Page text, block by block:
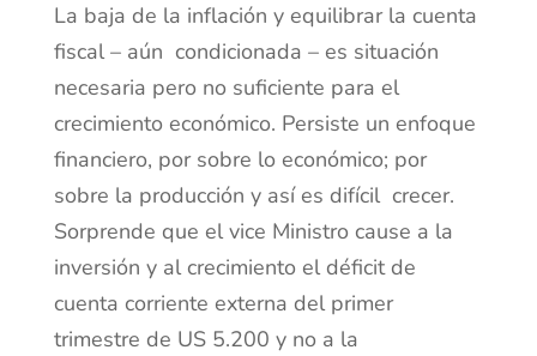
La baja de la inflación y equilibrar la cuenta
fiscal – aún condicionada – es situación
necesaria pero no suficiente para el
crecimiento económico. Persiste un enfoque
financiero, por sobre lo económico; por
sobre la producción y así es difícil crecer.
Sorprende que el vice Ministro cause a la
inversión y al crecimiento el déficit de
cuenta corriente externa del primer
trimestre de US 5.200 y no a la